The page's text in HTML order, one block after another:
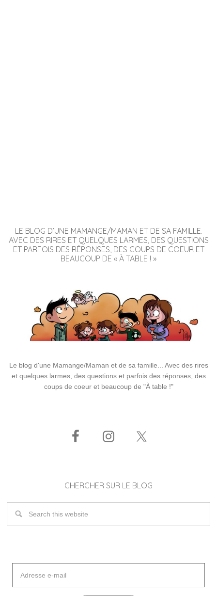
LE BLOG D’UNE MAMANGE/MAMAN ET DE SA FAMILLE.
AVEC DES RIRES ET QUELQUES LARMES, DES QUESTIONS
ET PARFOIS DES RÉPONSES, DES COUPS DE COEUR ET
BEAUCOUP DE « À TABLE ! »
Le blog d'une Mamange/Maman et de sa famille... Avec des rires
et quelques larmes, des questions et parfois des réponses, des
coups de coeur et beaucoup de "À table !"
CHERCHER SUR LE BLOG
mail